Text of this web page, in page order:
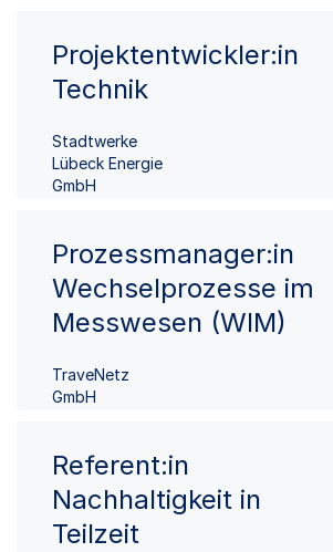
Projektentwickler:in
Technik
Stadtwerke
Lübeck Energie
GmbH
Prozessmanager:in
Wechselprozesse im
Messwesen (WIM)
TraveNetz
GmbH
Referent:in
Nachhaltigkeit in
Teilzeit